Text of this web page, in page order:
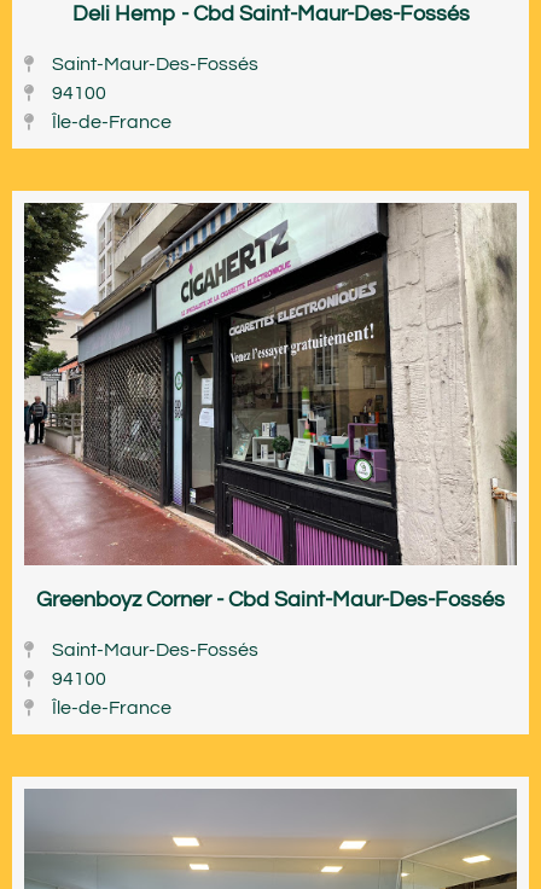
Deli Hemp - Cbd Saint-Maur-Des-Fossés
Saint-Maur-Des-Fossés
94100
Île-de-France
Greenboyz Corner - Cbd Saint-Maur-Des-Fossés
Saint-Maur-Des-Fossés
94100
Île-de-France